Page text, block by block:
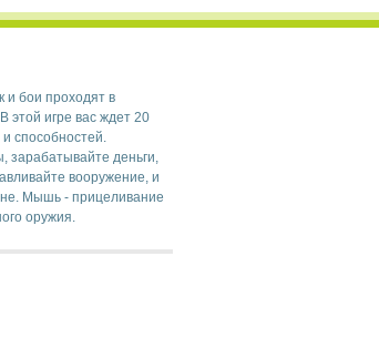
и бои проходят в
этой игре вас ждет 20
способностей.
зарабатывайте деньги,
вооружение, и
Мышь - прицеливание
оружия.